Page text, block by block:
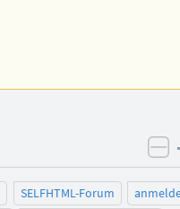
SELFHTML-Forum